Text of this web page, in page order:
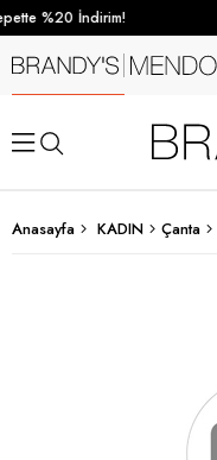
%20 İndirim!
Anasayfa KADIN Çanta